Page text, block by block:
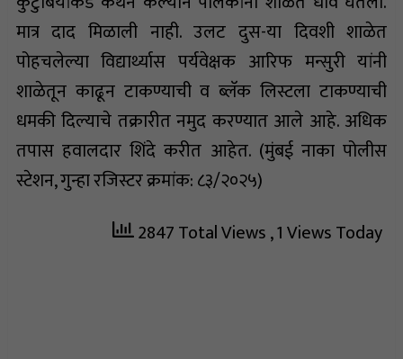
मात्र दाद मिळाली नाही. उलट दुस-या दिवशी शाळेत
पोहचलेल्या विद्यार्थ्यास पर्यवेक्षक आरिफ मन्सुरी यांनी
शाळेतून काढून टाकण्याची व ब्लॅक लिस्टला टाकण्याची
धमकी दिल्याचे तक्रारीत नमुद करण्यात आले आहे. अधिक
तपास हवालदार शिंदे करीत आहेत. (मुंबई नाका पोलीस
स्टेशन, गुन्हा रजिस्टर क्रमांक: ८३/२०२५)
2847 Total Views, 1 Views Today